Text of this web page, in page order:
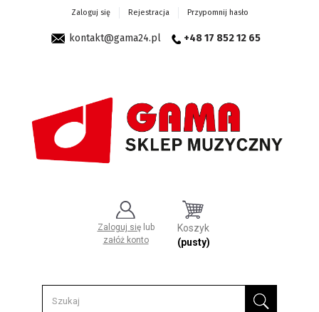
Zaloguj się Rejestracja Przypomnij hasło
kontakt@gama24.pl +48 17 852 12 65
Zaloguj się lub
załóż konto
Koszyk
(pusty)